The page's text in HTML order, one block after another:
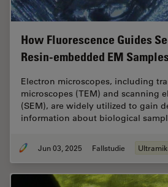
How Fluorescence Guides
Resin-embedded EM
Electron microscopes, including
microscopes (TEM) and scanning
(SEM), are widely utilized to gain
information about biological
Jun 03, 2025 Fallstudie